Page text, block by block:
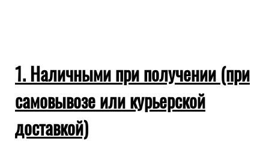
1. Наличными при получении (при
самовывозе или курьерской
доставкой)